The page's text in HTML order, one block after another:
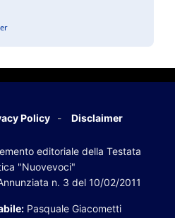
Policy Disclaimer
editoriale della Testata
"Nuovevoci"
n. 3 del 10/02/2011
Pasquale Giacometti